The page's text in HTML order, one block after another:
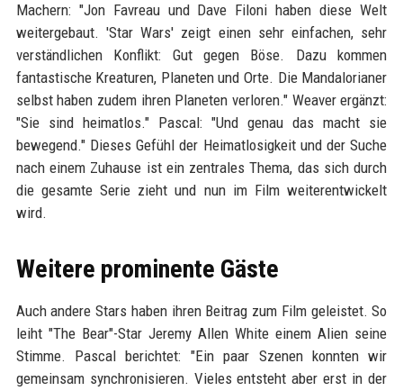
Machern: "Jon Favreau und Dave Filoni haben diese Welt
weitergebaut. 'Star Wars' zeigt einen sehr einfachen, sehr
verständlichen Konflikt: Gut gegen Böse. Dazu kommen
fantastische Kreaturen, Planeten und Orte. Die Mandalorianer
selbst haben zudem ihren Planeten verloren." Weaver ergänzt:
"Sie sind heimatlos." Pascal: "Und genau das macht sie
bewegend." Dieses Gefühl der Heimatlosigkeit und der Suche
nach einem Zuhause ist ein zentrales Thema, das sich durch
die gesamte Serie zieht und nun im Film weiterentwickelt
wird.
Weitere prominente Gäste
Auch andere Stars haben ihren Beitrag zum Film geleistet. So
leiht "The Bear"-Star Jeremy Allen White einem Alien seine
Stimme. Pascal berichtet: "Ein paar Szenen konnten wir
gemeinsam synchronisieren. Vieles entsteht aber erst in der